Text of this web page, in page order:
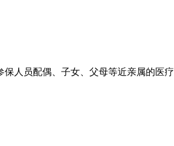
人员配偶、子女、父母等近亲属的医疗